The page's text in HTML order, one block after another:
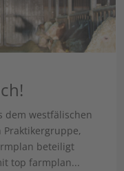
dem westfälischen
beteiligt
top farmplan...